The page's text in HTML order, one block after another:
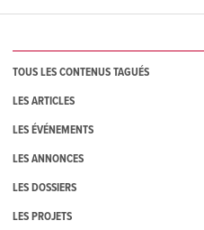
TOUS LES CONTENUS TAGUÉS
LES ARTICLES
LES ÉVÉNEMENTS
LES ANNONCES
LES DOSSIERS
LES PROJETS